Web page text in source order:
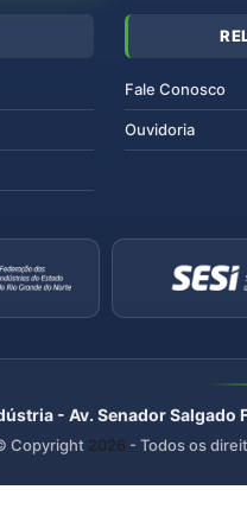
Fale Conosco
Ouvidoria
- Av. Senador
Copyright 2026 - Todos os